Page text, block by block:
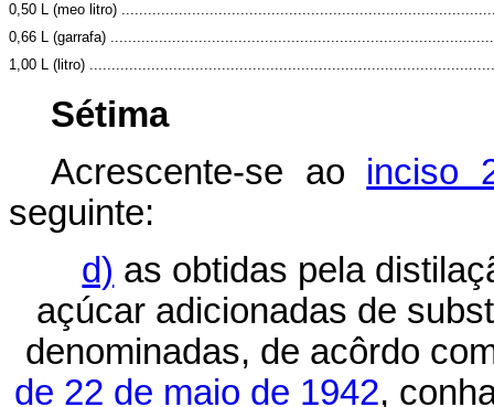
0,50 L (meo litro)
0,66 L (garrafa)
1,00 L (litro)
Sétima
Acrescente-se ao inciso
seguinte:
d) as obtidas pela
açúcar adicionadas de
denominadas, de acôrdo
de 22 de maio de 1942,